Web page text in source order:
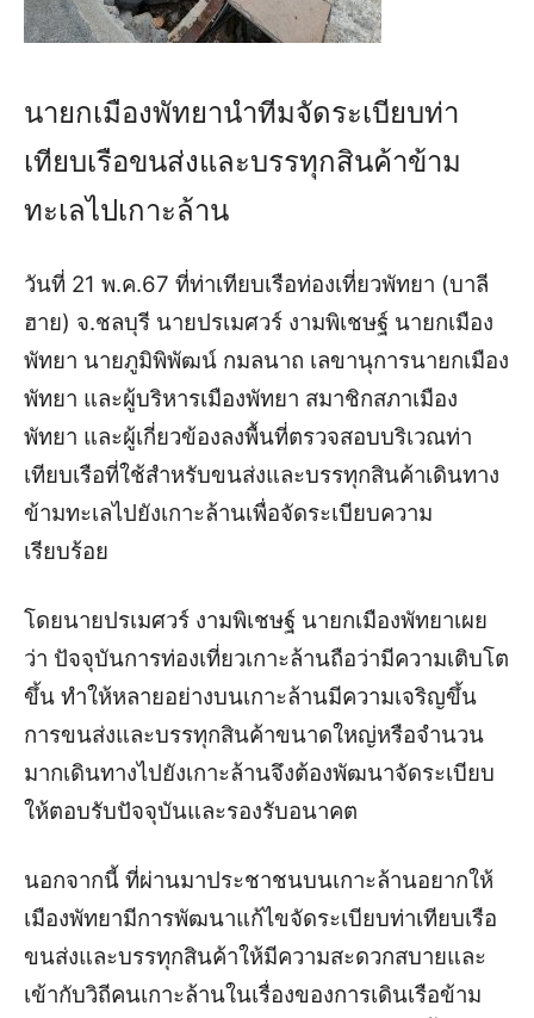
นายกเมืองพัทยานำทีมจัดระเบียบท่า
เทียบเรือขนส่งและบรรทุกสินค้าข้าม
ทะเลไปเกาะล้าน
วันที่ 21 พ.ค.67 ที่ท่าเทียบเรือท่องเที่ยวพัทยา (บาลี
ฮาย) จ.ชลบุรี นายปรเมศวร์ งามพิเชษฐ์ นายกเมือง
พัทยา นายภูมิพิพัฒน์ กมลนาถ เลขานุการนายกเมือง
พัทยา และผู้บริหารเมืองพัทยา สมาชิกสภาเมือง
พัทยา และผู้เกี่ยวข้องลงพื้นที่ตรวจสอบบริเวณท่า
เทียบเรือที่ใช้สำหรับขนส่งและบรรทุกสินค้าเดินทาง
ข้ามทะเลไปยังเกาะล้านเพื่อจัดระเบียบความ
เรียบร้อย
โดยนายปรเมศวร์ งามพิเชษฐ์ นายกเมืองพัทยาเผย
ว่า ปัจจุบันการท่องเที่ยวเกาะล้านถือว่ามีความเติบโต
ขึ้น ทำให้หลายอย่างบนเกาะล้านมีความเจริญขึ้น
การขนส่งและบรรทุกสินค้าขนาดใหญ่หรือจำนวน
มากเดินทางไปยังเกาะล้านจึงต้องพัฒนาจัดระเบียบ
ให้ตอบรับปัจจุบันและรองรับอนาคต
นอกจากนี้ ที่ผ่านมาประชาชนบนเกาะล้านอยากให้
เมืองพัทยามีการพัฒนาแก้ไขจัดระเบียบท่าเทียบเรือ
ขนส่งและบรรทุกสินค้าให้มีความสะดวกสบายและ
เข้ากับวิถีคนเกาะล้านในเรื่องของการเดินเรือข้าม